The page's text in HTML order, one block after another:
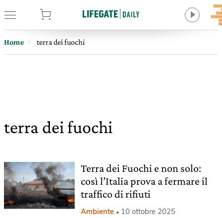
Home terra dei fuochi
terra dei fuochi
Terra dei Fuochi e non solo:
così l’Italia prova a fermare il
traffico di rifiuti
Ambiente 10 ottobre 2025